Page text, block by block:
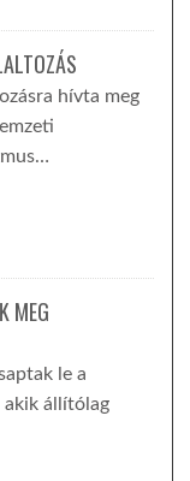
hívta meg
MEG
le a
akik állítólag